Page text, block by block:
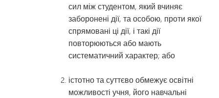
сил між студентом, який вчиняє
заборонені дії, та особою, проти якої
спрямовані ці дії, і такі дії
повторюються або мають
систематичний характер; або
істотно та суттєво обмежує освітні
можливості учня, його навчальні